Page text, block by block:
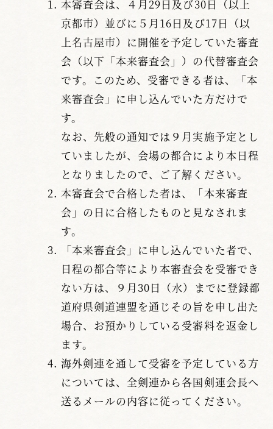
本審査会は、４月29日及び30日（以上
京都市）並びに５月16日及び17日（以
上名古屋市）に開催を予定していた審査
会（以下「本来審査会」）の代替審査会
です。このため、受審できる者は、「本
来審査会」に申し込んでいた方だけで
す。
なお、先般の通知では９月実施予定とし
ていましたが、会場の都合により本日程
となりましたので、ご了解ください。
本審査会で合格した者は、「本来審査
会」の日に合格したものと見なされま
す。
「本来審査会」に申し込んでいた者で、
日程の都合等により本審査会を受審でき
ない方は、９月30日（水）までに登録都
道府県剣道連盟を通じその旨を申し出た
場合、お預かりしている受審料を返金し
ます。
海外剣連を通して受審を予定している方
については、全剣連から各国剣連会長へ
送るメールの内容に従ってください。